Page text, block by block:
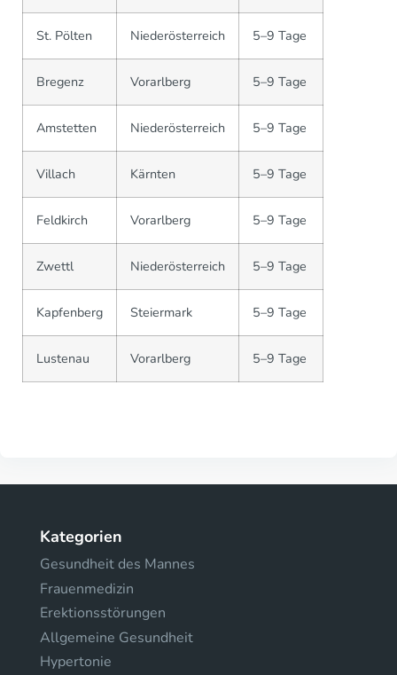
St. Pölten Niederösterreich 5–9 Tage
Bregenz Vorarlberg 5–9 Tage
Amstetten Niederösterreich 5–9 Tage
Villach Kärnten 5–9 Tage
Feldkirch Vorarlberg 5–9 Tage
Zwettl Niederösterreich 5–9 Tage
Kapfenberg Steiermark 5–9 Tage
Lustenau Vorarlberg 5–9 Tage
Kategorien
Gesundheit des Mannes
Frauenmedizin
Erektionsstörungen
Allgemeine Gesundheit
Hypertonie